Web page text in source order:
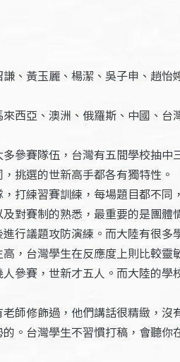
、黃玉麗、楊潔、吳子申、趙怡
西亞、澳洲、俄羅斯、中國、台
參賽隊伍，台灣有五間學校抽中
挑選的世新高手都各有獨特性。
打練習賽訓練，每場題目都不同
對賽制的熟悉，最重要的是團體
行議題攻防演練。而大陸有很多
，台灣學生在反應度上則比較靈
參賽，世新才五人。而大陸的學
師修飾過，他們講話很精緻，沒
。台灣學生不習慣打稿，會聽你